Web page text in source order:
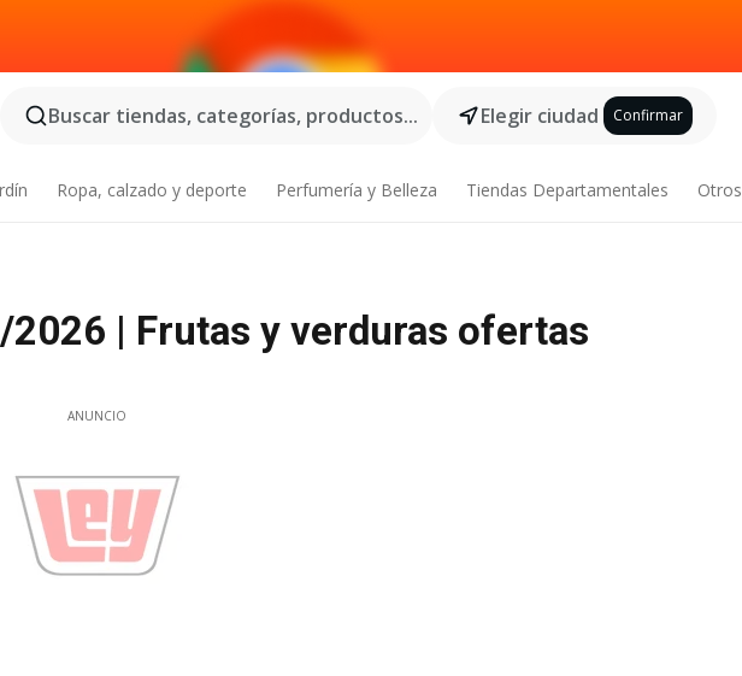
Buscar tiendas, categorías, productos...
Elegir ciudad Confirmar
Ropa, calzado y deporte Perfumería y Belleza Tiendas Departamentales Otros
2026 | Frutas y verduras ofertas
ANUNCIO